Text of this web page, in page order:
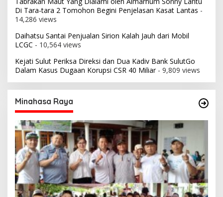
Di Tara-tara 2 Tomohon Begini Penjelasan Kasat Lantas -
14,286 views
Daihatsu Santai Penjualan Sirion Kalah Jauh dari Mobil
LCGC - 10,564 views
Kejati Sulut Periksa Direksi dan Dua Kadiv Bank SulutGo
Dalam Kasus Dugaan Korupsi CSR 40 Miliar- 9,809 views
Minahasa Raya